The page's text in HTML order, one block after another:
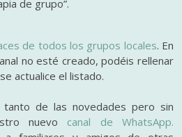
de grupo”.
de todos los grupos locales. En
no esté creado, podéis rellenar
actualice el listado.
de las novedades pero sin
nuevo canal de WhatsApp.